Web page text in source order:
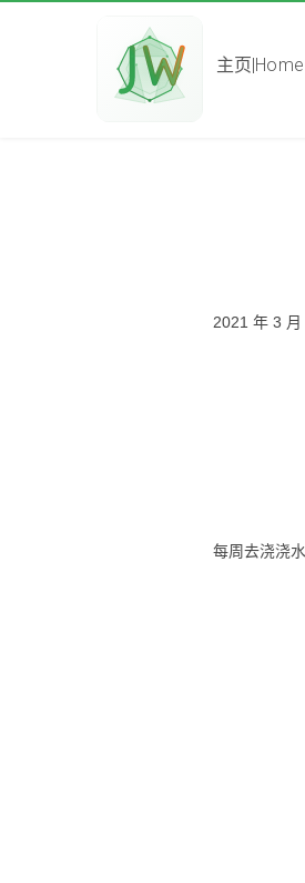
主页|Home
2021 年 3 月
每周去浇浇